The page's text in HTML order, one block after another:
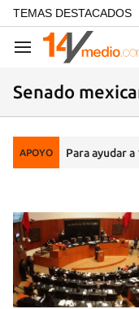
common.go-to-content
TEMAS DESTACADOS
Navegación
Senado
APOYO Para ayudar